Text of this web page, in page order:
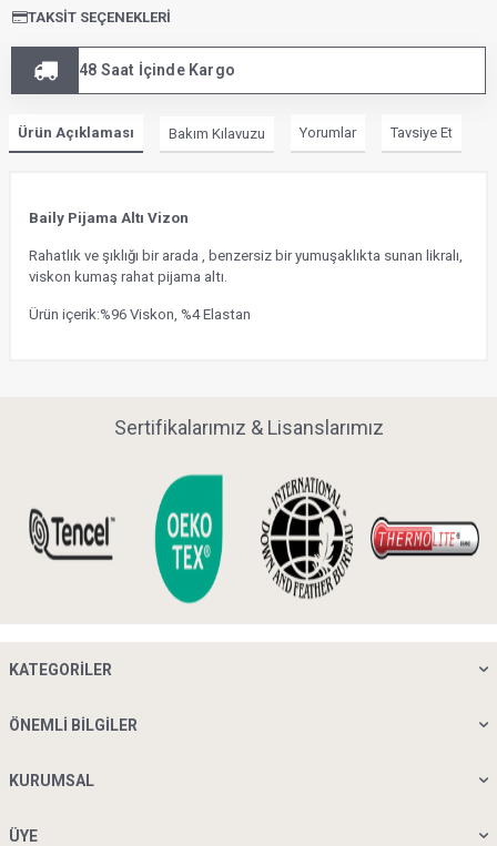
TAKSIT SEÇENEKLERI
48 Saat İçinde Kargo
Ürün Açıklaması Bakım Kılavuzu Yorumlar Tavsiye Et
Baily Pijama Altı Vizon
Rahatlık ve şıklığı bir arada , benzersiz bir yumuşaklıkta sunan likralı,
viskon kumaş rahat pijama altı.
Ürün içerik:%96 Viskon, %4 Elastan
Sertifikalarımız & Lisanslarımız
KATEGORILER
ÖNEMLI BILGILER
KURUMSAL
ÜYE